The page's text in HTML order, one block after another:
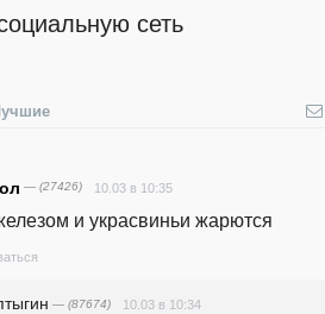
сеть
— (27426) 10.03 в 10:35
и украсвиньи жарются
— (87674) 10.03 в 10:34